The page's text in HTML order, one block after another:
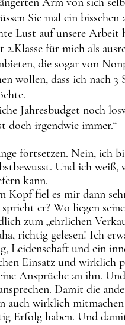
Sie mal ein bisschen
Lust auf unsere
für mich als
die sogar von
wollen, dass ich nach
Jahresbudget noch
doch irgendwie immer.“
fortsetzen. Nein, ich
Und ich
kann.
Kopf fiel es mir dann
er? Wo liegen
zum „ehrlichen
richtig gelesen! Ich
Leidenschaft und ein
Einsatz und wirklich
Ansprüche an ihn.
Damit die
auch wirklich
Erfolg haben. Und